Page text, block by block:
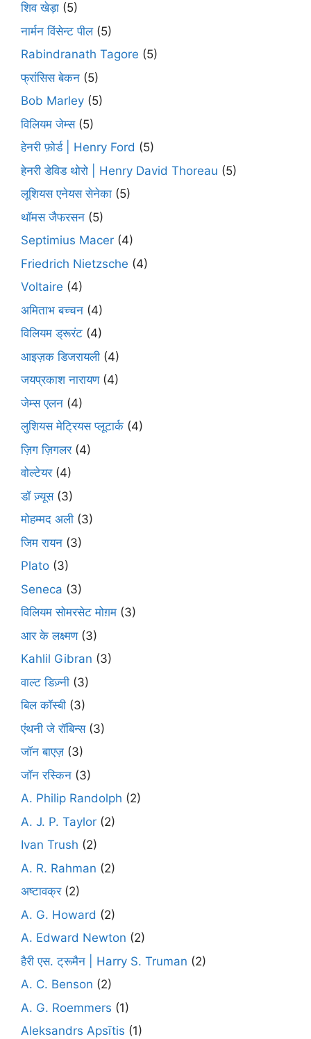
शिव खेड़ा (5)
नार्मन विंसेन्ट पील(5)
Rabindranath Tagore (5)
फ्रांसिस बेकन (5)
Bob Marley (5)
विलियम जेम्स(5)
हेनरी फ़ोर्ड | Henry Ford (5)
हेनरी डेविड थोरो | Henry David Thoreau (5)
लूशियस एनेयस सेनेका (5)
थॉमस जैफरसन (5)
Septimius Macer (4)
Friedrich Nietzsche (4)
Voltaire (4)
अमिताभ बच्चन (4)
विलियम ड्रूरंट (4)
आइज़क डिजरायली (4)
जयप्रकाश नारायण(4)
जेम्स एलन (4)
लुशियस मेट्रियस प्लूटार्क (4)
ज़िग ज़िगलर(4)
वोल्टेयर(4)
डॉ ज़्यूस(3)
मोहम्मद अली (3)
जिम रायन (3)
Plato (3)
Seneca (3)
विलियम सोमरसेट मोग़म (3)
आर के लक्ष्मण(3)
Kahlil Gibran (3)
वाल्ट डिज़्नी (3)
बिल कॉस्बी (3)
एंथनी जे रॉबिन्स(3)
जॉन बाएज़ (3)
जॉन रस्किन (3)
A. Philip Randolph (2)
A. J. P. Taylor (2)
Ivan Trush (2)
A. R. Rahman (2)
अष्टावक्र(2)
A. G. Howard (2)
A. Edward Newton (2)
हैरी एस. ट्रूमैन | Harry S. Truman (2)
A. C. Benson (2)
A. G. Roemmers (1)
Aleksandrs Apsītis (1)